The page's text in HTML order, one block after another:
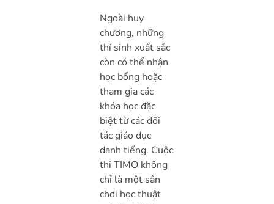
Ngoài huy
chương, những
thí sinh xuất sắc
còn có thể nhận
học bổng hoặc
tham gia các
khóa học đặc
biệt từ các đối
tác giáo dục
danh tiếng. Cuộc
thi TIMO không
chỉ là một sân
chơi học thuật